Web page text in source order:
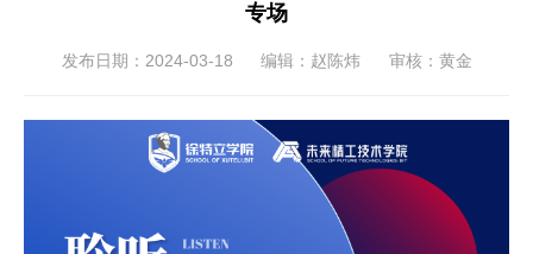
专场
发布日期：2024-03-18 编辑：赵陈炜 审核：黄金